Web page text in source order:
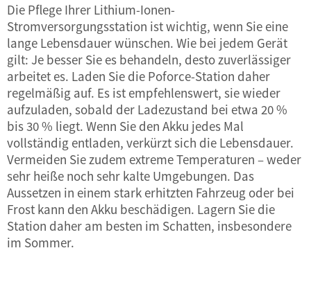
Die Pflege Ihrer Lithium-Ionen-
Stromversorgungsstation ist wichtig, wenn Sie eine
lange Lebensdauer wünschen. Wie bei jedem Gerät
gilt: Je besser Sie es behandeln, desto zuverlässiger
arbeitet es. Laden Sie die Poforce-Station daher
regelmäßig auf. Es ist empfehlenswert, sie wieder
aufzuladen, sobald der Ladezustand bei etwa 20 %
bis 30 % liegt. Wenn Sie den Akku jedes Mal
vollständig entladen, verkürzt sich die Lebensdauer.
Vermeiden Sie zudem extreme Temperaturen – weder
sehr heiße noch sehr kalte Umgebungen. Das
Aussetzen in einem stark erhitzten Fahrzeug oder bei
Frost kann den Akku beschädigen. Lagern Sie die
Station daher am besten im Schatten, insbesondere
im Sommer.